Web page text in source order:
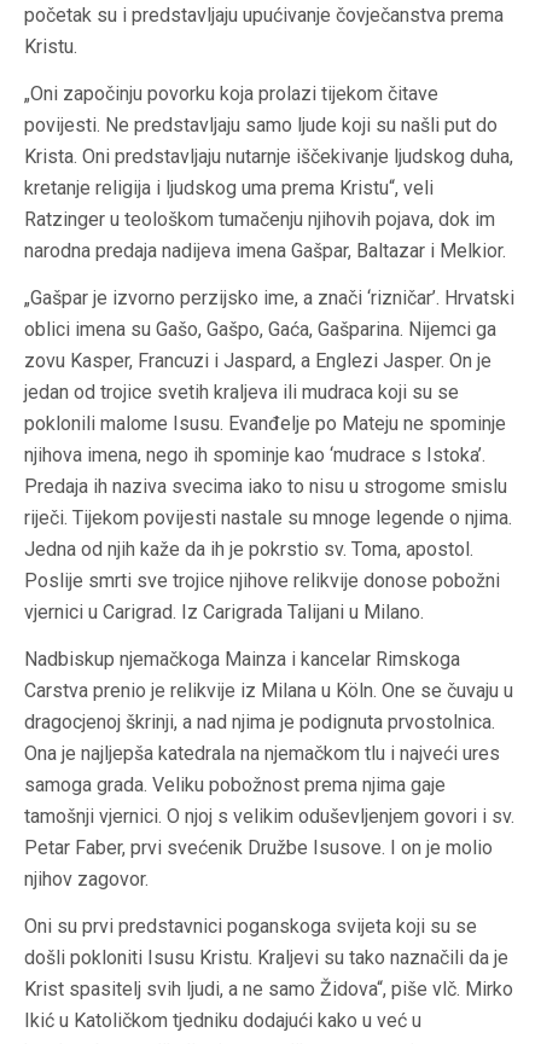
početak su i predstavljaju upućivanje čovječanstva prema
Kristu.
„Oni započinju povorku koja prolazi tijekom čitave
povijesti. Ne predstavljaju samo ljude koji su našli put do
Krista. Oni predstavljaju nutarnje iščekivanje ljudskog duha,
kretanje religija i ljudskog uma prema Kristu“, veli
Ratzinger u teološkom tumačenju njihovih pojava, dok im
narodna predaja nadijeva imena Gašpar, Baltazar i Melkior.
„Gašpar je izvorno perzijsko ime, a znači ‘rizničar’. Hrvatski
oblici imena su Gašo, Gašpo, Gaća, Gašparina. Nijemci ga
zovu Kasper, Francuzi i Jaspard, a Englezi Jasper. On je
jedan od trojice svetih kraljeva ili mudraca koji su se
poklonili malome Isusu. Evanđelje po Mateju ne spominje
njihova imena, nego ih spominje kao ‘mudrace s Istoka’.
Predaja ih naziva svecima iako to nisu u strogome smislu
riječi. Tijekom povijesti nastale su mnoge legende o njima.
Jedna od njih kaže da ih je pokrstio sv. Toma, apostol.
Poslije smrti sve trojice njihove relikvije donose pobožni
vjernici u Carigrad. Iz Carigrada Talijani u Milano.
Nadbiskup njemačkoga Mainza i kancelar Rimskoga
Carstva prenio je relikvije iz Milana u Köln. One se čuvaju u
dragocjenoj škrinji, a nad njima je podignuta prvostolnica.
Ona je najljepša katedrala na njemačkom tlu i najveći ures
samoga grada. Veliku pobožnost prema njima gaje
tamošnji vjernici. O njoj s velikim oduševljenjem govori i sv.
Petar Faber, prvi svećenik Družbe Isusove. I on je molio
njihov zagovor.
Oni su prvi predstavnici poganskoga svijeta koji su se
došli pokloniti Isusu Kristu. Kraljevi su tako naznačili da je
Krist spasitelj svih ljudi, a ne samo Židova“, piše vlč. Mirko
Ikić u Katoličkom tjedniku dodajući kako u već u